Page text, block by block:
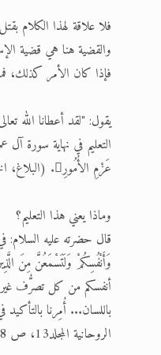
فلا علاقة لهذا الكلام
والقضية هنا هي قضية
فإذا كان الأمر كذلك،
يقول: "لقد أعطانا الله
عَزْمِ الأُمُورِ. (البلاغ، الخزائن الروحانية المجلد13، 390-391)
وماذا يعني هذا التعليم؟
باللسان... أُمِرنا
الروحانية المجلد13، ص 318-319)